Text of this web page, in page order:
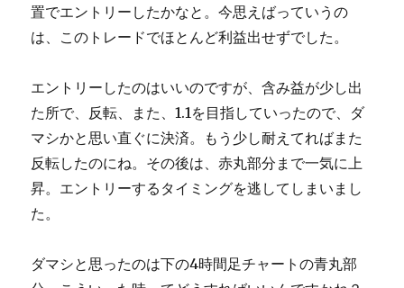
置でエントリーしたかなと。今思えばっていうの
は、このトレードでほとんど利益出せずでした。
エントリーしたのはいいのですが、含み益が少し出
た所で、反転、また、1.1を目指していったので、ダ
マシかと思い直ぐに決済。もう少し耐えてればまた
反転したのにね。その後は、赤丸部分まで一気に上
昇。エントリーするタイミングを逃してしまいまし
た。
ダマシと思ったのは下の4時間足チャートの青丸部